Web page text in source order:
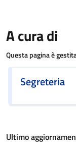
A cura di
Questa pagina è
Segreteria
Ultimo